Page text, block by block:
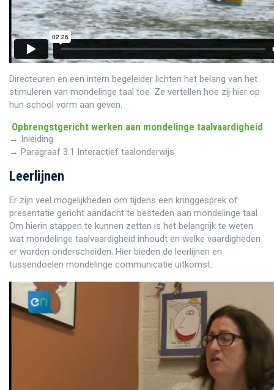
Directeuren en een intern begeleider lichten het belang van het
stimuleren van mondelinge taal toe. Ze vertellen hoe zij hier op
hun school vorm aan geven.
Opbrengstgericht werken aan mondelinge taalvaardigheid
→ Inleiding
→ Paragraaf 3.1 Interactief taalonderwijs
Leerlijnen
Er zijn veel mogelijkheden om tijdens een kringgesprek of
presentatie gericht aandacht te besteden aan mondelinge taal.
Om hierin stappen te kunnen zetten is het belangrijk te weten
wat mondelinge taalvaardigheid inhoudt en welke vaardigheden
er worden onderscheiden. Hier bieden de leerlijnen en
tussendoelen mondelinge communicatie uitkomst.